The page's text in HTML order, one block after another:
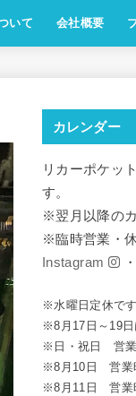
いて 会社概要
カレンダー
リカーポケッ
す。
※翌月以降の
※臨時営業・
Instagram
・
※水曜日定休で
※8月17日～19日
※日・祝日 営業
※8月10日 営業
※8月11日 営業